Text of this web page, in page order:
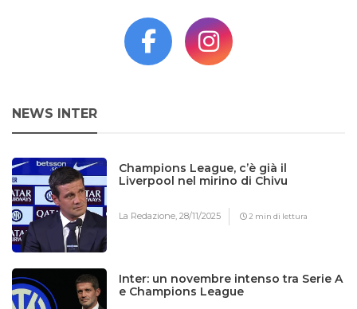
NEWS INTER
Champions League, c’è già il
Liverpool nel mirino di Chivu
La Redazione,28/11/2025 2 min di lettura
Inter: un novembre intenso tra Serie A
e Champions League